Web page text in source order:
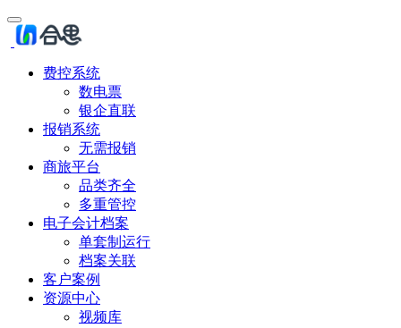
费控系统
数电票
银企直联
报销系统
无需报销
商旅平台
品类齐全
多重管控
电子会计档案
单套制运行
档案关联
客户案例
资源中心
视频库